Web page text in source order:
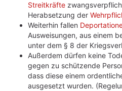
Streitkräfte
Herabsetzung der
Weiterhin fallen
Ausweisungen, aus einem
unter dem § 8 der
Außerdem dürfen keine
gegen zu schützende
dass diese einem
ausgesetzt wurden.